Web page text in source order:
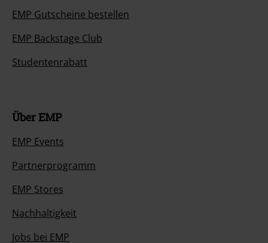
EMP Gutscheine bestellen
EMP Backstage Club
Studentenrabatt
Über EMP
EMP Events
Partnerprogramm
EMP Stores
Nachhaltigkeit
Jobs bei EMP